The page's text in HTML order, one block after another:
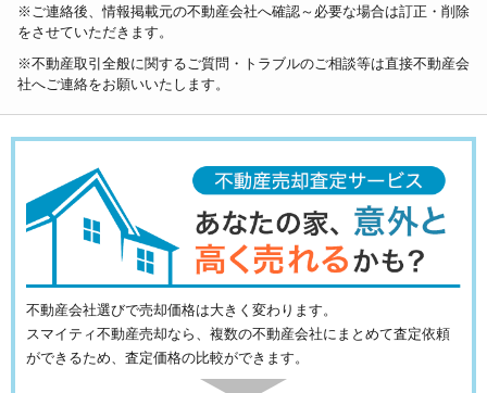
※ご連絡後、情報掲載元の不動産会社へ確認～必要な場合は訂正・削除
をさせていただきます。
※不動産取引全般に関するご質問・トラブルのご相談等は直接不動産会
社へご連絡をお願いいたします。
不動産会社選びで売却価格は大きく変わります。
スマイティ不動産売却なら、複数の不動産会社にまとめて査定依頼
ができるため、査定価格の比較ができます。